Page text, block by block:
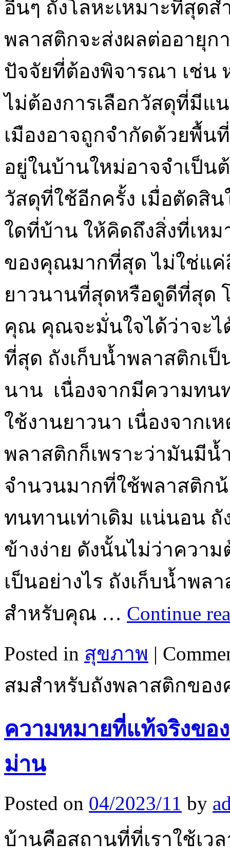
อื่นๆ ถังโลหะเหมาะที่สุด
พลาสติกจะส่งผลต่ออายุ
ปัจจัยที่ต้องพิจารณา เช่น
ไม่ต้องการเลือกวัสดุที่มีแ
เมืองอาจถูกจำกัดด้วยพื้
อยู่ในบ้านใหม่อาจจำเป็น
วัสดุที่ใช้อีกครั้ง เมื่อตัดสิ
ใดที่บ้าน ให้คิดถึงสิ่งที่เห
ของคุณมากที่สุด ไม่ใช่แ
ยาวนานที่สุดหรือดูดีที่สุด
คุณ คุณจะมั่นใจได้ว่าจะไ
ที่สุด ถังเก็บน้ำพลาสติกเ
นาน เนื่องจากมีความทน
ใช้งานยาวนา เนื่องจาก
พลาสติกก็เพราะว่ามันมีน้
จำนวนมากที่ใช้พลาสติกน้
ทนทานเท่าเดิม แน่นอน ถั
ข้างง่าย ดังนั้นไม่ว่าควา
เป็นอย่างไร ถังเก็บน้ำพล
สำหรับคุณ … Continue
Posted in สุขภาพ |
สมสำหรับถังพลาสติกขอ
ความหมายที่แท้จริงขอ
ม่าน
Posted on 04/2023/11 by
บ้านคือสถานที่ที่เราใช้เว